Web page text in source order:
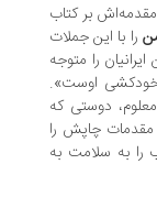
بر کتاب
این جملات
را متوجه
اوست».
دوستی که
چاپش را
سلامت به